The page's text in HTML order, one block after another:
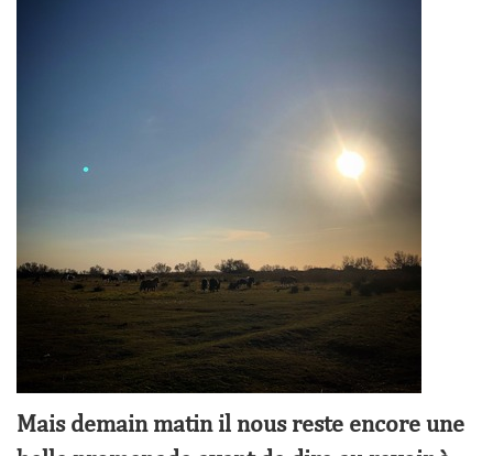
Mais demain matin il nous reste encore une